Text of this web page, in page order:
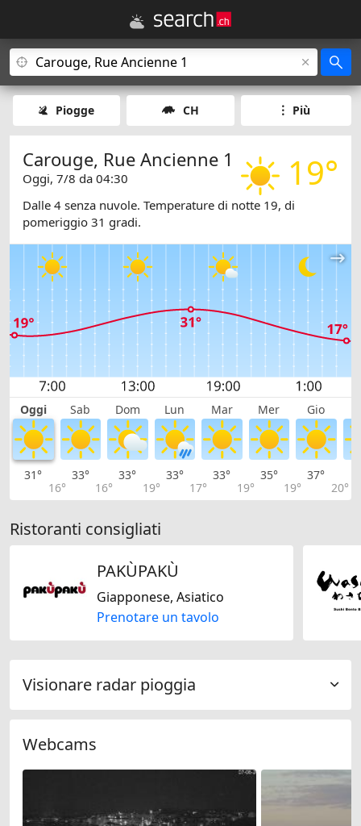
Piogge CH Più
19°
Carouge, Rue Ancienne 1
Oggi, 7/8 da 04:30
Dalle 4 senza nuvole. Temperature di notte 19, di
pomeriggio 31 gradi.
Oggi Sab Dom Lun Mar Mer Gio
31°
16°
33°
16°
33°
19°
33°
17°
33°
19°
35°
19°
37°
20°
Ristoranti consigliati
PAKÙPAKÙ
Giapponese, Asiatico
Prenotare un tavolo
Visionare radar pioggia
Webcams